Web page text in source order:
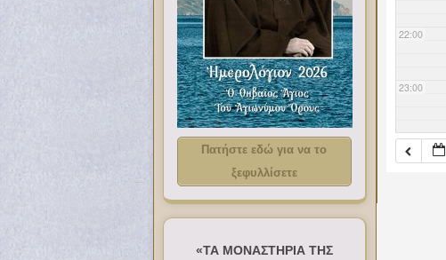
22:00
23:00
Πατήστε εδώ για να το
ξεφυλλίσετε
«ΤΑ ΜΟΝΑΣΤΗΡΙΑ ΤΗΣ